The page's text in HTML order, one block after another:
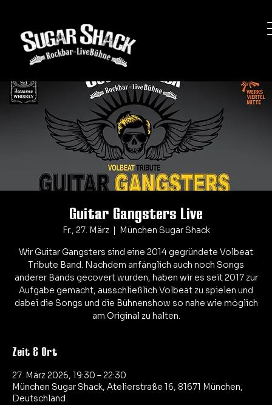
Guitar Gangsters Live
Fr., 27. März
  |
München Sugar Shack
Wir Guitar Gangsters sind eine 2014 gegründete Volbeat
Tribute Band. Nachdem anfänglich auch noch Songs
anderer Bands gecovert wurden, haben wir es seit 2017 zur
Aufgabe gemacht, ausschließlich Volbeat zu spielen und
dabei die Songs und die Bühnenshow so nahe wie möglich
Zeit & Ort
27. März 2026, 19:30 – 22:30
München Sugar Shack, Atelierstraße 16, 81671 München,
Deutschland